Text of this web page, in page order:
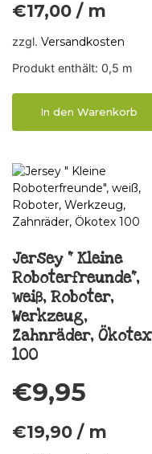
€17,00 / m
zzgl. Versandkosten
Produkt enthält: 0,5 m
In den Warenkorb
Jersey “ Kleine
Roboterfreunde“,
weiß, Roboter,
Werkzeug,
Zahnräder, Ökotex
100
€9,95
€19,90 / m